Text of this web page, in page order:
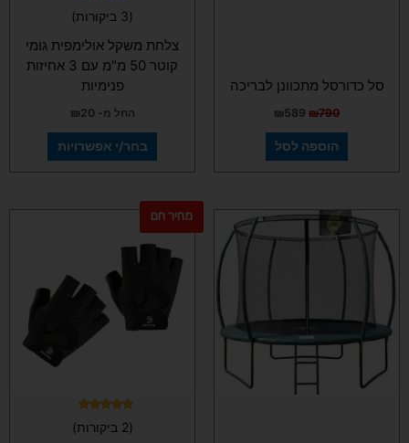
סל כדורסל מתכוונן לבריכה
₪790
₪589
הוספה לסל
5.00
(3 ביקורות)
צלחת משקל אולימפית גומי
קוטר 50 מ"מ עם 3 אחיזות
פנימיות
החל מ- ₪20
בחר/י אפשרויות
המוצר
מחיר חם
5.00
(2 ביקורות)
מספר
סוגים.
לבחור
בעמוד
המוצר